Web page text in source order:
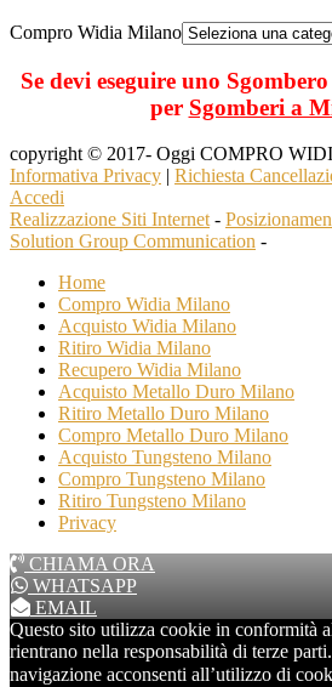
Compro Widia Milano
Se devi eseguire uno
per Sgomberi a
copyright © 2017- Oggi COMPRO
Informativa Privacy | Richiesta
Accedi
Realizzazione Siti Internet -
Solution Group Communication -
Home
Compro Widia Milano
Acquisto Widia Milano
Ritiro Widia Milano
Recupero Widia Milano
Acquisto Metallo Duro Milano
Ritiro Metallo Duro Milano
Compro Metallo Duro Milano
Acquisto Tungsteno Milano
Compro Tungsteno Milano
Ritiro Tungsteno Milano
Privacy
CHIAMA ORA
WHATSAPP
EMAIL
Questo sito utilizza cookie in conformità
rientrano nella responsabilità di terze
navigazione acconsenti all’utilizzo di